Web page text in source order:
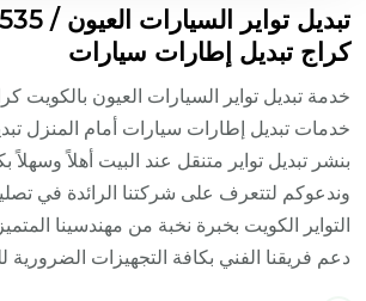
كراج تبديل إطارات سيارات
خدمة تبديل تواير السيارات العيون بالكويت
خدمات تبديل إطارات سيارات أمام المنزل
بنشر تبديل تواير متنقل عند البيت أهلاً وسهلاً
وندعوكم لتتعرف على شركتنا الرائدة في
التواير الكويت بخبرة نخبة من مهندسينا
دعم فريقنا الفني بكافة التجهيزات الضرورية